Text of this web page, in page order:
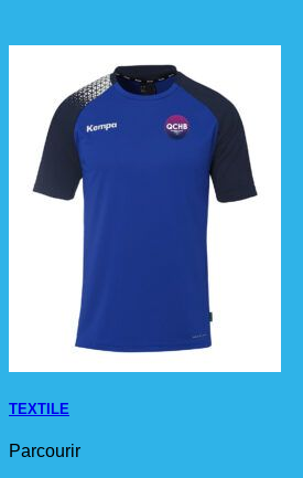
TEXTILE
Parcourir